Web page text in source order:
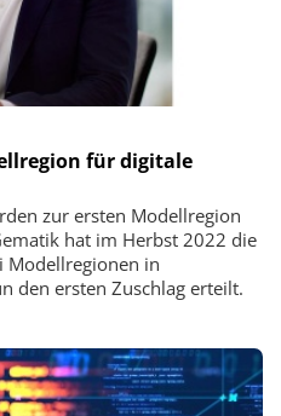
für digitale
zur ersten Modellregion
hat im Herbst 2022 die
Modellregionen in
den ersten Zuschlag erteilt.